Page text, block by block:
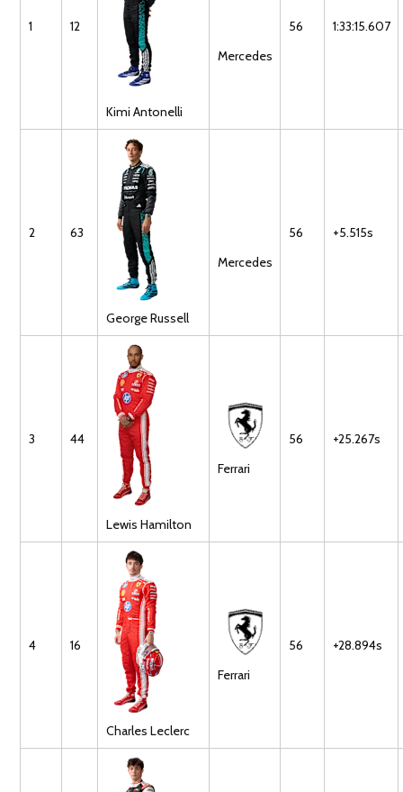
1 12
Kimi Antonelli
Mercedes
56 1:33:15.607
2 63
GeorgeRussell
Mercedes
56 +5.515s
3 44
Lewis Hamilton
Ferrari
56 +25.267s
4 16
Charles Leclerc
Ferrari
56 +28.894s